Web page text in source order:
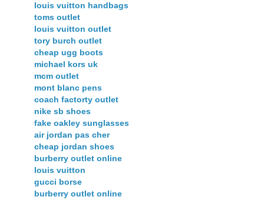
louis vuitton handbags
toms outlet
louis vuitton outlet
tory burch outlet
cheap ugg boots
michael kors uk
mcm outlet
mont blanc pens
coach factorty outlet
nike sb shoes
fake oakley sunglasses
air jordan pas cher
cheap jordan shoes
burberry outlet online
louis vuitton
gucci borse
burberry outlet online